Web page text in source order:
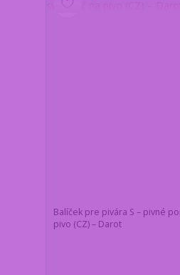
Balíček pre pivára S – pivné
pivo (CZ) – Darot